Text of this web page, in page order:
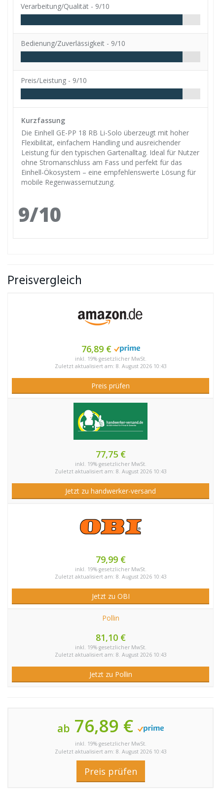
Verarbeitung/Qualität - 9/10
Bedienung/Zuverlässigkeit - 9/10
Preis/Leistung - 9/10
Kurzfassung
Die Einhell GE-PP 18 RB Li-Solo überzeugt mit hoher
Flexibilität, einfachem Handling und ausreichender
Leistung für den typischen Gartenalltag. Ideal für Nutzer
ohne Stromanschluss am Fass und perfekt für das
Einhell-Ökosystem – eine empfehlenswerte Lösung für
mobile Regenwassernutzung.
9/10
Preisvergleich
76,89 €
inkl. 19% gesetzlicher MwSt.
Zuletzt aktualisiert am: 8. August 2026 10:43
Preis prüfen
77,75 €
inkl. 19% gesetzlicher MwSt.
Zuletzt aktualisiert am: 8. August 2026 10:43
Jetzt zu handwerker-versand
79,99 €
inkl. 19% gesetzlicher MwSt.
Zuletzt aktualisiert am: 8. August 2026 10:43
Jetzt zu OBI
Pollin
81,10 €
inkl. 19% gesetzlicher MwSt.
Zuletzt aktualisiert am: 8. August 2026 10:43
Jetzt zu Pollin
ab 76,89 €
inkl. 19% gesetzlicher MwSt.
Zuletzt aktualisiert am: 8. August 2026 10:43
Preis prüfen